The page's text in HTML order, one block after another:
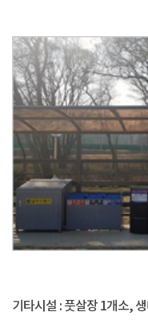
기타시설 : 풋살장 1개소,